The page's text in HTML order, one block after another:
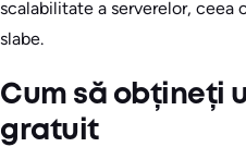
scalabilitate a serverelor, ceea
slabe.
Cum să obțineți
gratuit